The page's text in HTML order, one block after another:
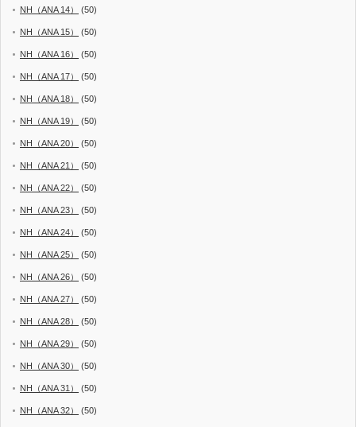
NH（ANA 14） (50)
NH（ANA 15） (50)
NH（ANA 16） (50)
NH（ANA 17） (50)
NH（ANA 18） (50)
NH（ANA 19） (50)
NH（ANA 20） (50)
NH（ANA 21） (50)
NH（ANA 22） (50)
NH（ANA 23） (50)
NH（ANA 24） (50)
NH（ANA 25） (50)
NH（ANA 26） (50)
NH（ANA 27） (50)
NH（ANA 28） (50)
NH（ANA 29） (50)
NH（ANA 30） (50)
NH（ANA 31） (50)
NH（ANA 32） (50)